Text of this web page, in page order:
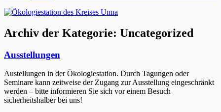
Archiv der Kategorie: Uncategorized
Ausstellungen
Austellungen in der Ökologiestation. Durch Tagungen oder
Seminare kann zeitweise der Zugang zur Ausstellung eingeschränkt
werden – bitte informieren Sie sich vor einem Besuch
sicherheitshalber bei uns!